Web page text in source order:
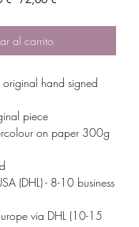
oferta
al carrito
hand signed
piece
on paper 300g
(DHL) - 8-10 business
via DHL (10-15